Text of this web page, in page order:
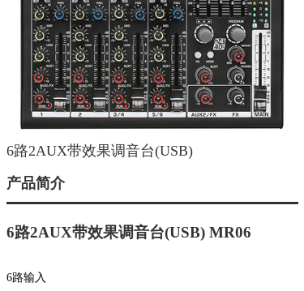
6路2AUX带效果调音台(USB)
6路2AUX带效果调音台(USB) MR06
6路输入
产品简介